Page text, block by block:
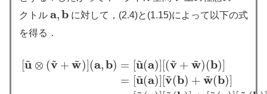
クトル a,b
a,b
に対して，(2.4)と(1.15)によって以下の式
を得る．
[u
~ ⊗ (v
~ + w
~)](a,b) = [u
~(a)] [(v
~ + w
~)(b)]
= [u
~(a)] [v
~(b) + w
~(b)]